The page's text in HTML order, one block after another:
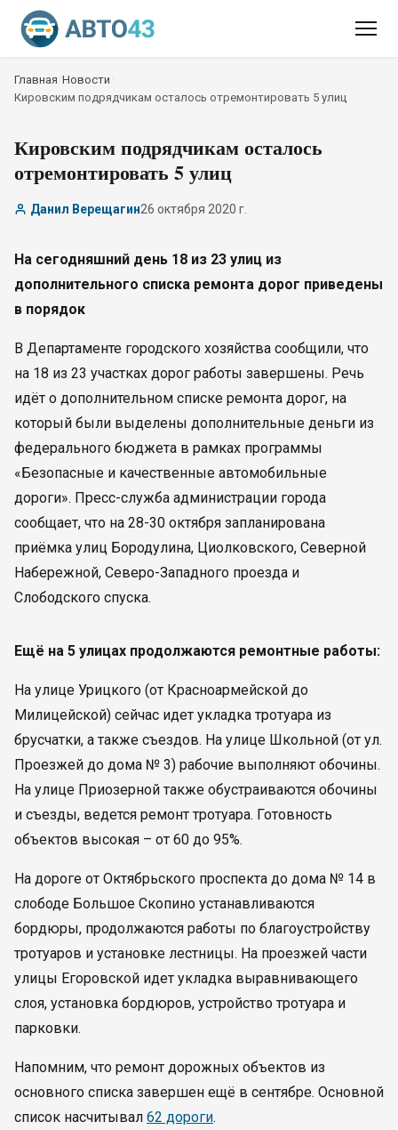
Главная Новости
Кировским подрядчикам осталось отремонтировать 5 улиц
Кировским подрядчикам осталось
отремонтировать 5 улиц
Данил Верещагин26 октября 2020 г.
На сегодняшний день 18 из 23 улиц из
дополнительного списка ремонта дорог приведены
в порядок
В Департаменте городского хозяйства сообщили, что
на 18 из 23 участках дорог работы завершены. Речь
идёт о дополнительном списке ремонта дорог, на
который были выделены дополнительные деньги из
федерального бюджета в рамках программы
«Безопасные и качественные автомобильные
дороги». Пресс-служба администрации города
сообщает, что на 28-30 октября запланирована
приёмка улиц Бородулина, Циолковского, Северной
Набережной, Северо-Западного проезда и
Слободского спуска.
Ещё на 5 улицах продолжаются ремонтные работы:
На улице Урицкого (от Красноармейской до
Милицейской) сейчас идет укладка тротуара из
брусчатки, а также съездов. На улице Школьной (от ул.
Проезжей до дома № 3) рабочие выполняют обочины.
На улице Приозерной также обустраиваются обочины
и съезды, ведется ремонт тротуара. Готовность
объектов высокая – от 60 до 95%.
На дороге от Октябрьского проспекта до дома № 14 в
слободе Большое Скопино устанавливаются
бордюры, продолжаются работы по благоустройству
тротуаров и установке лестницы. На проезжей части
улицы Егоровской идет укладка выравнивающего
слоя, установка бордюров, устройство тротуара и
парковки.
Напомним, что ремонт дорожных объектов из
основного списка завершен ещё в сентябре. Основной
список насчитывал 62 дороги.